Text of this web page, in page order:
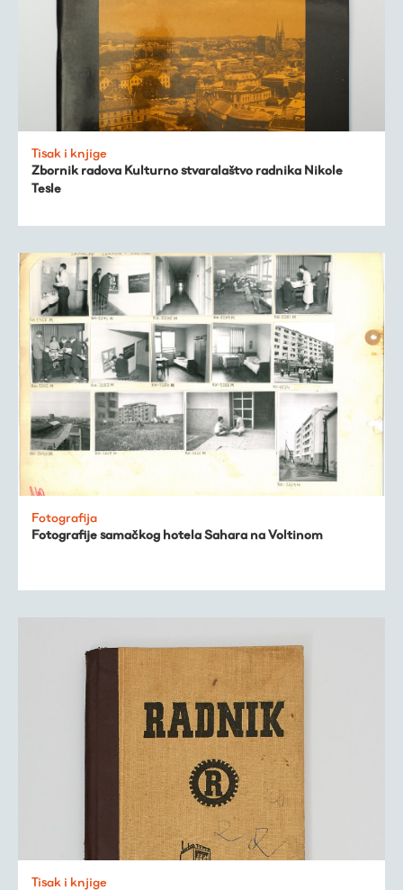
Tisak i knjige
Zbornik radova Kulturno stvaralaštvo radnika Nikole
Tesle
Fotografija
Fotografije samačkog hotela Sahara na Voltinom
Tisak i knjige